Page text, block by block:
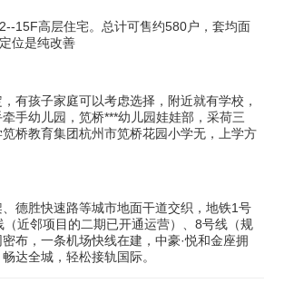
15F高层住宅。总计可售约580户，套均面
位是纯改善
有孩子家庭可以考虑选择，附近就有学校，
手幼儿园，笕桥***幼儿园娃娃部，采荷三
桥教育集团杭州市笕桥花园小学无，上学方
德胜快速路等城市地面干道交织，地铁1号
近邻项目的二期已开通运营）、8号线（规
布，一条机场快线在建，中豪·悦和金座拥
达全城，轻松接轨国际。